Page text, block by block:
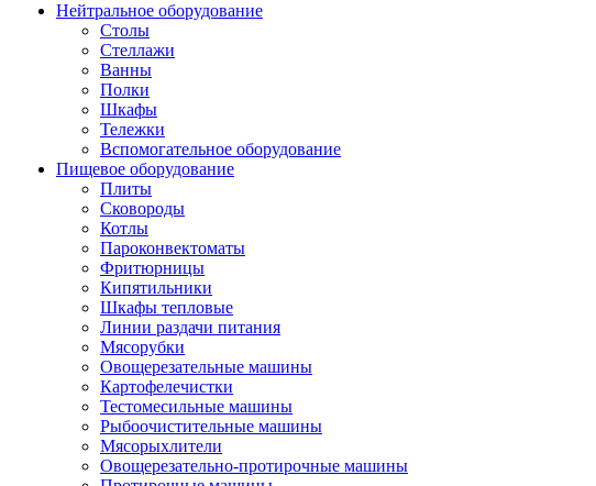
Нейтральное оборудование
Столы
Стеллажи
Ванны
Полки
Шкафы
Тележки
Вспомогательное оборудование
Пищевое оборудование
Плиты
Сковороды
Котлы
Пароконвектоматы
Фритюрницы
Кипятильники
Шкафы тепловые
Линии раздачи питания
Мясорубки
Овощерезательные машины
Картофелечистки
Тестомесильные машины
Рыбоочистительные машины
Мясорыхлители
Овощерезательно-протирочные машины